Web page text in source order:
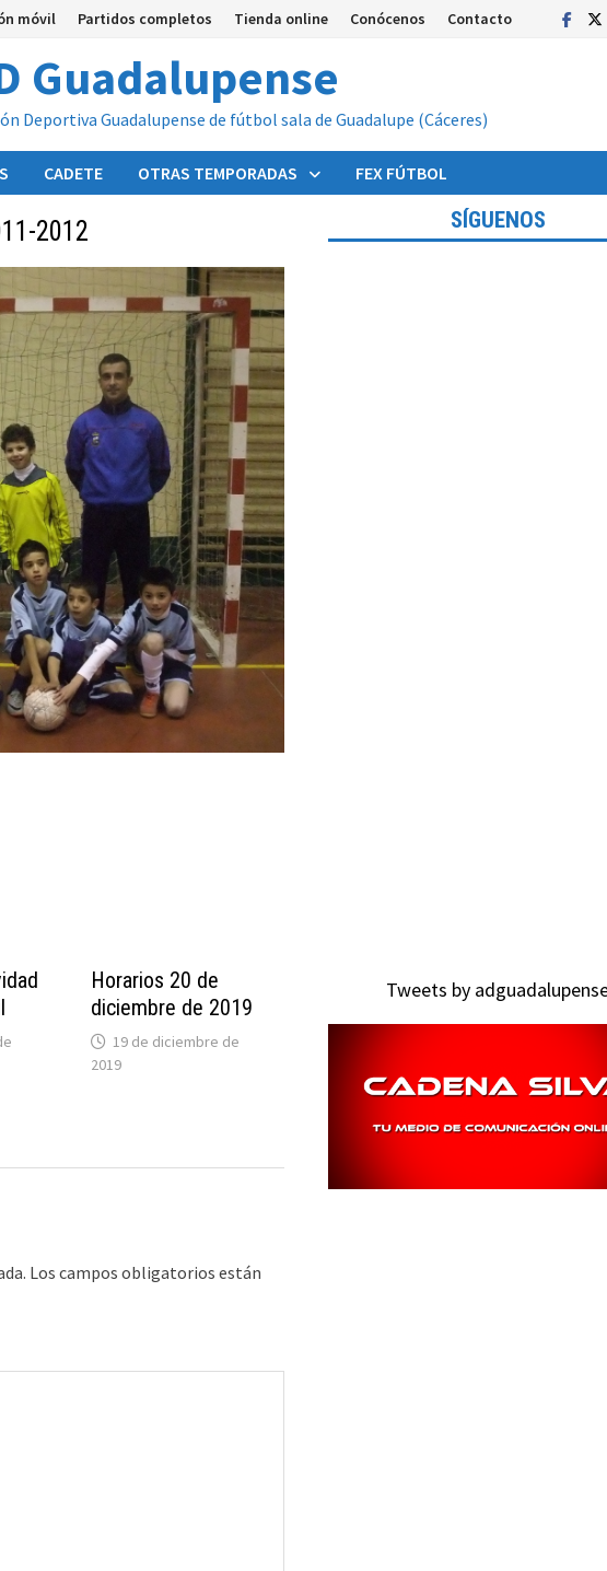
móvil Partidos completos Tienda online Conócenos Contacto
Guadalupense
Deportiva Guadalupense de fútbol sala de Guadalupe (Cáceres)
CADETE OTRAS TEMPORADAS FEX FÚTBOL
2012
Horarios 20 de
diciembre de 2019
19 de diciembre de
2019
Los campos obligatorios están
SÍGUENOS
Tweets by